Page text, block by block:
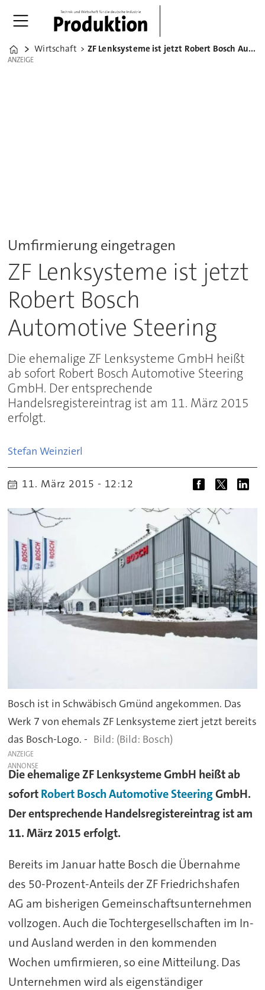
Home
Wirtschaft ZF Lenksysteme ist jetzt Robert Bosch Automotive Steering
ANZEIGE
ANZEIGE
Umfirmierung eingetragen
ZF Lenksysteme ist jetzt
Robert Bosch
Automotive Steering
Die ehemalige ZF Lenksysteme GmbH heißt
ab sofort Robert Bosch Automotive Steering
GmbH. Der entsprechende
Handelsregistereintrag ist am 11. März 2015
erfolgt.
Stefan Weinzierl
11. März 2015 - 12:12
Bosch ist in Schwäbisch Gmünd angekommen. Das
Werk 7 von ehemals ZF Lenksysteme ziert jetzt bereits
das Bosch-Logo. -
(Bild: Bosch)
ANZEIGE
Die ehemalige ZF Lenksysteme GmbH heißt ab
sofortRobert Bosch Automotive SteeringGmbH.
Der entsprechende Handelsregistereintrag ist am
11. März 2015 erfolgt.
Bereits im Januar hatte Bosch die Übernahme
des 50-Prozent-Anteils der ZF Friedrichshafen
AG am bisherigen Gemeinschaftsunternehmen
vollzogen. Auch die Tochtergesellschaften im In-
und Ausland werden in den kommenden
Wochen umfirmieren, so eine Mitteilung. Das
Unternehmen wird als eigenständiger